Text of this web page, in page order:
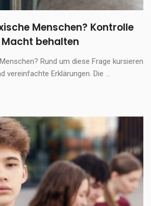
Menschen? Kontrolle
behalten
Rund um diese Frage kursieren
vereinfachte Erklärungen. Die ...